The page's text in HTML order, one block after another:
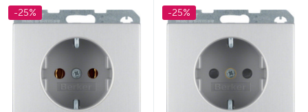
-25% -25%